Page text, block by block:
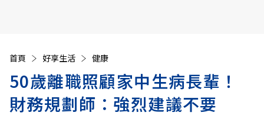
首頁 好享生活 健康
50歲離職照顧家中生病長輩！
財務規劃師：強烈建議不要